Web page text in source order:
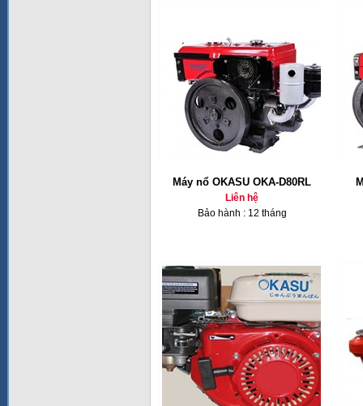
Máy nổ OKASU OKA-D80RL
Liên hệ
Bảo hành : 12 tháng